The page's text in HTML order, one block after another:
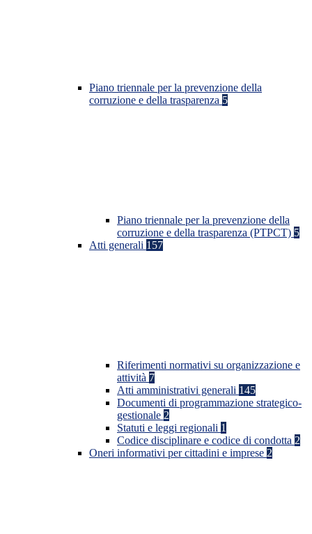
Piano triennale per la prevenzione della
corruzione e della trasparenza 5
Piano triennale per la prevenzione della
corruzione e della trasparenza (PTPCT) 5
Atti generali 157
Riferimenti normativi su organizzazione e
attività 7
Atti amministrativi generali 145
Documenti di programmazione strategico-
gestionale 2
Statuti e leggi regionali 1
Codice disciplinare e codice di condotta 2
Oneri informativi per cittadini e imprese 2